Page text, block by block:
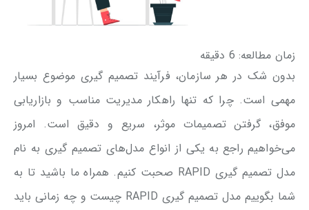
زمان مطالعه: 6 دقیقه
بدون شک در هر سازمان، فرآیند تصمیم گیری موضوع بسیار
مهمی است. چرا که تنها راهکار مدیریت مناسب و بازاریابی
موفق، گرفتن تصمیمات موثر، سریع و دقیق است. امروز
می‌خواهیم راجع به یکی از انواع مدل‌های تصمیم گیری به نام
مدل تصمیم‌ گیری RAPID صحبت کنیم. همراه ما باشید تا به
شما بگوییم مدل تصمیم گیری RAPID چیست و چه زمانی باید